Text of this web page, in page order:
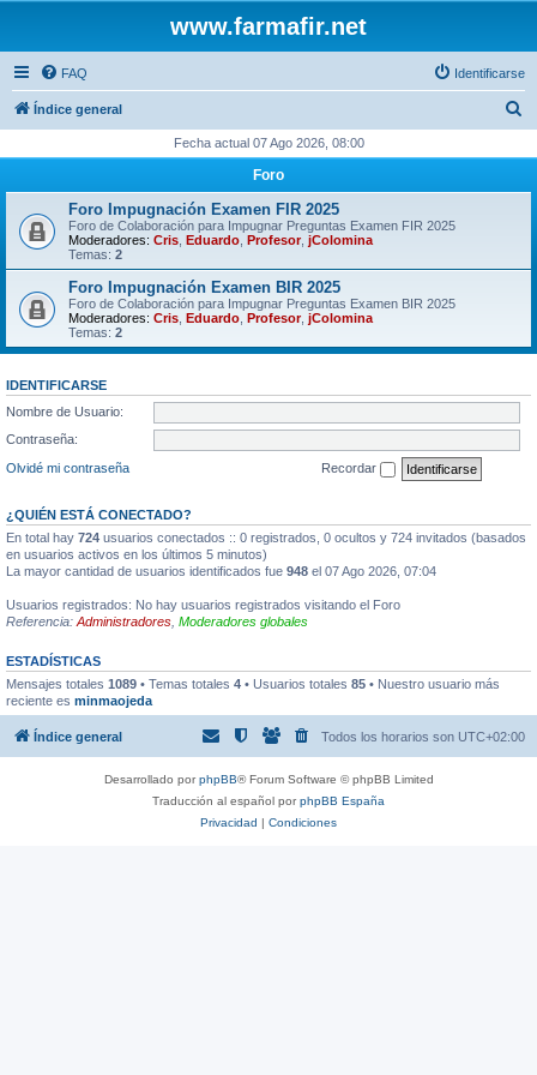
www.farmafir.net
FAQ Identificarse
Índice general
c
Fecha actual 07 Ago 2026, 08:00
Foro
Foro Impugnación Examen FIR 2025
Foro de Colaboración para Impugnar Preguntas Examen FIR 2025
Moderadores: Cris Eduardo Profesor, jColomina
Temas: 2
Foro Impugnación Examen BIR 2025
Foro de Colaboración para Impugnar Preguntas Examen BIR 2025
Moderadores: Cris Eduardo Profesor, jColomina
Temas: 2
IDENTIFICARSE
Nombre de Usuario:
Contraseña:
Olvidé mi contraseña
Recordar
¿QUIÉN ESTÁ CONECTADO?
En total hay 724 usuarios conectados :: 0 registrados, 0 ocultos y 724 invitados (basados
en usuarios activos en los últimos 5 minutos)
La mayor cantidad de usuarios identificados fue 948 el 07 Ago 2026, 07:04
Usuarios registrados: No hay usuarios registrados visitando el Foro
Referencia: Administradores Moderadores globales
ESTADÍSTICAS
Mensajes totales 1089 • Temas totales 4 • Usuarios totales 85 • Nuestro usuario más
reciente es minmaojeda
Índice general Todos los horarios son UTC+02:00
Desarrollado porphpBB® Forum Software © phpBB Limited
Traducción al español porphpBB España
Privacidad | Condiciones